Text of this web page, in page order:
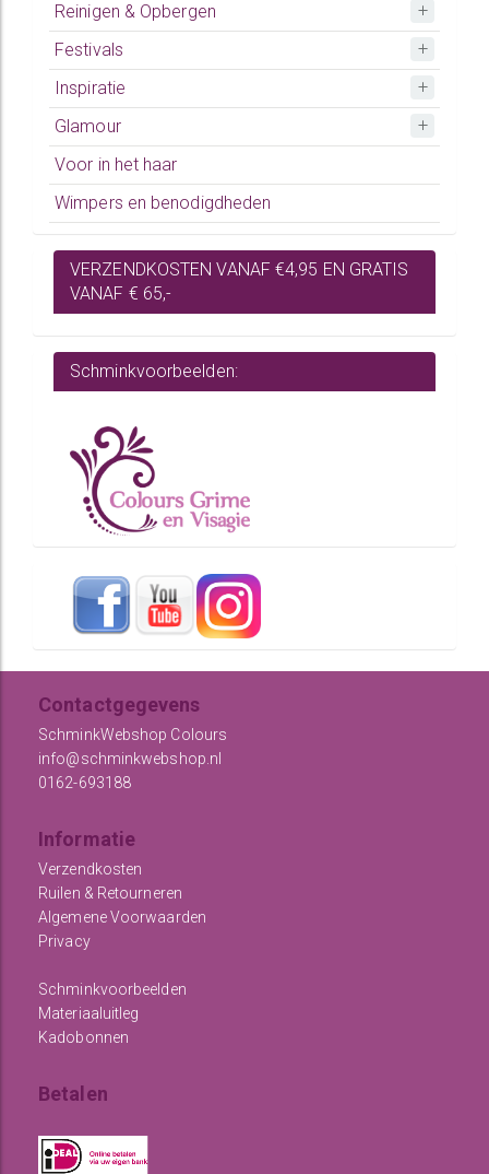
Reinigen & Opbergen
Festivals
Inspiratie
Glamour
Voor in het haar
Wimpers en benodigdheden
VERZENDKOSTEN VANAF €4,95 EN GRATIS
VANAF € 65,-
Schminkvoorbeelden:
Contactgegevens
SchminkWebshop Colours
info@schminkwebshop.nl
0162-693188
Informatie
Verzendkosten
Ruilen & Retourneren
Algemene Voorwaarden
Privacy
Schminkvoorbeelden
Materiaaluitleg
Kadobonnen
Betalen